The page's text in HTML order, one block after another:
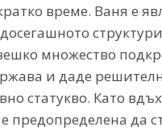
време. Ваня е
множество
и даде
статукво. Като
предопределена да